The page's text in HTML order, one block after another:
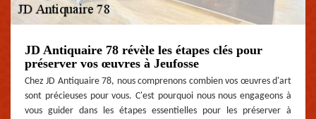
JD Antiquaire 78 révèle les étapes clés pour
préserver vos œuvres à Jeufosse
Chez JD Antiquaire 78, nous comprenons combien vos œuvres d'art
sont précieuses pour vous. C'est pourquoi nous nous engageons à
vous guider dans les étapes essentielles pour les préserver à